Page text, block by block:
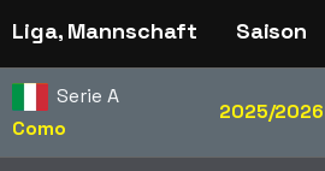
Liga, Mannschaft Saison
Serie A
Como
2025/2026